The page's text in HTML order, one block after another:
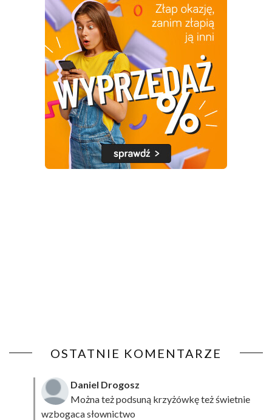
OSTATNIE KOMENTARZE
Daniel Drogosz
Można też podsuną krzyżówkęteż świetnie
wzbogaca słownictwo